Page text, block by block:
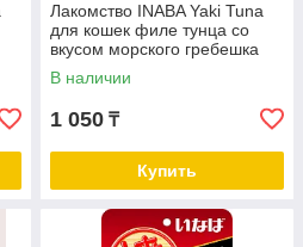
поддержания здоровья ЖКТ
Лакомство INABA Yaki Tuna
для кошек филе тунца со
вкусом морского гребешка
12г
В наличии
1 050 ₸
Купить